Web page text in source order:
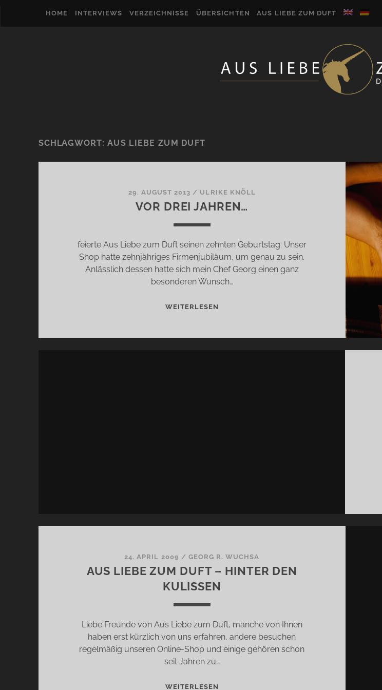
HOME INTERVIEWS VERZEICHNISSE ÜBERSICHTEN AUS LIEBE ZUM DUFT
SCHLAGWORT:AUS LIEBE ZUM DUFT
29. AUGUST 2013 / ULRIKE KNÖLL
VOR DREI JAHREN…
feierte Aus Liebe zum Duft seinen zehnten Geburtstag: Unser
Shop hatte zehnjähriges Firmenjubiläum, um genau zu sein.
Anlässlich dessen hatte sich mein Chef Georg einen ganz
besonderen Wunsch…
WEITERLESEN
24. APRIL 2009 / GEORG R. WUCHSA
AUS LIEBE ZUM DUFT – HINTER DEN
KULISSEN
Liebe Freunde von Aus Liebe zum Duft, manche von Ihnen
haben erst kürzlich von uns erfahren, andere besuchen
regelmäßig unseren Online-Shop und einige gehören schon
seit Jahren zu…
WEITERLESEN